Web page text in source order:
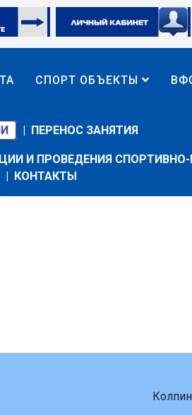
СПОРТ ОБЪЕКТЫ
| ПЕРЕНОС ЗАНЯТИЯ
И ПРОВЕДЕНИЯ
| КОНТАКТЫ